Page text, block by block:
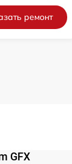
ремонт
GFX